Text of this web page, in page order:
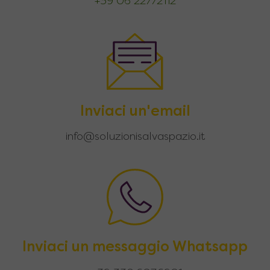
Inviaci un'email
info@soluzionisalvaspazio.it
Inviaci un messaggio Whatsapp